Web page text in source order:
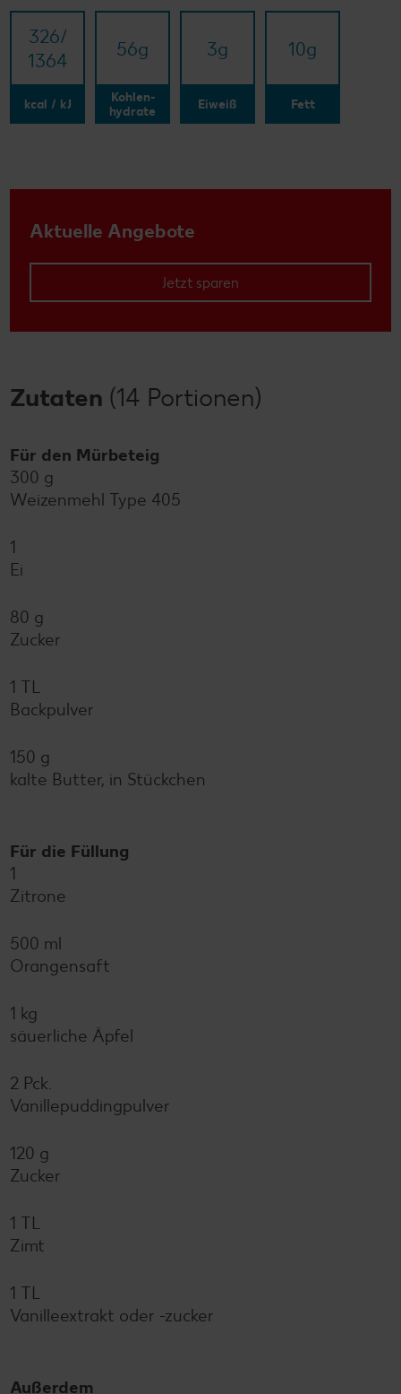
326/​
1364
kcal / kJ
56g
Kohlen-
hydrate
3g
Eiweiß
10g
Fett
Aktuelle Angebote
Jetzt sparen
Zutaten (14 Portionen)
Für den Mürbeteig
300 g
Weizenmehl Type 405
1
Ei
80 g
Zucker
1 TL
Backpulver
150 g
kalte Butter, in Stückchen
Für die Füllung
1
Zitrone
500 ml
Orangensaft
1 kg
säuerliche Äpfel
2 Pck.
Vanillepuddingpulver
120 g
Zucker
1 TL
Zimt
1 TL
Vanilleextrakt oder -zucker
Außerdem